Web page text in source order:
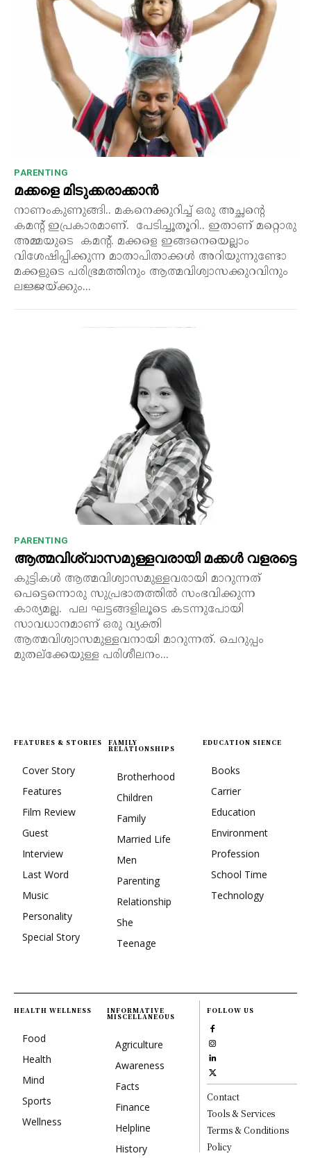
PARENTING
മക്കളെ മിടുക്കരാക്കാൻ
നാണംകുണുങ്ങി.. മകനെക്കുറിച്ച് ഒരു അച്ഛന്റെ
കമന്റ് ഇപ്രകാരമാണ്. പേടിച്ചൂതൂറി.. ഇതാണ് മറ്റൊരു
അമ്മയുടെ കമന്റ്. മക്കളെ ഇങ്ങനെയെല്ലാം
വിശേഷിപ്പിക്കുന്ന മാതാപിതാക്കൾ അറിയുന്നുണ്ടോ
മക്കളുടെ പരിഭ്രമത്തിനും ആത്മവിശ്വാസക്കുറവിനും
ലജ്ജയ്ക്കും...
PARENTING
ആത്മവിശ്വാസമുള്ളവരായി മക്കൾ വളരട്ടെ
കുട്ടികൾ ആത്മവിശ്വാസമുള്ളവരായി മാറുന്നത്
പെട്ടെന്നൊരു സുപ്രഭാതത്തിൽ സംഭവിക്കുന്ന
കാര്യമല്ല. പല ഘട്ടങ്ങളിലൂടെ കടന്നുപോയി
സാവധാനമാണ് ഒരു വ്യക്തി
ആത്മവിശ്വാസമുള്ളവനായി മാറുന്നത്. ചെറുപ്പം
മുതല്ക്കേയുള്ള പരിശീലനം...
FEATURES & STORIES
Cover Story
Features
Film Review
Guest
Interview
Last Word
Music
Personality
Special Story
FAMILY
RELATIONSHIPS
Brotherhood
Children
Family
Married Life
Men
Parenting
Relationship
She
Teenage
EDUCATION SIENCE
Books
Carrier
Education
Environment
Profession
School Time
Technology
HEALTH WELLNESS
Food
Health
Mind
Sports
Wellness
INFORMATIVE
MISCELLANEOUS
Agriculture
Awareness
Facts
Finance
Helpline
History
FOLLOW US
Contact
Tools & Services
Terms & Conditions
Policy